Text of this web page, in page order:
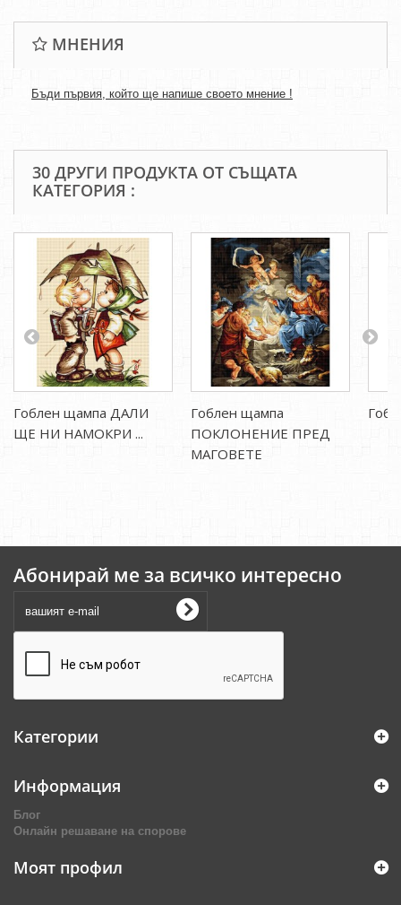
МНЕНИЯ
Бъди първия, който ще напише своето мнение !
30 ДРУГИ ПРОДУКТА ОТ СЪЩАТА
КАТЕГОРИЯ :
Гоблен щампа ДАЛИ
ЩЕ НИ НАМОКРИ ...
Гоблен щампа
ПОКЛОНЕНИЕ ПРЕД
МАГОВЕТЕ
Абонирай ме за всичко интересно
Категории
Информация
Блог
Онлайн решаване на спорове
Моят профил